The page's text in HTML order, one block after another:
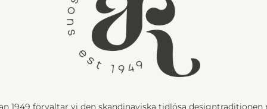
1949 förvaltar vi den skandinaviska tidlösa designtraditionen